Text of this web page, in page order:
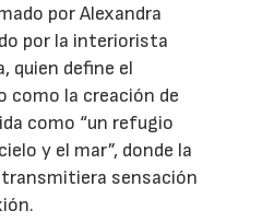
por Alexandra
por la interiorista
quien define el
como la creación de
como “un refugio
y el mar”, donde la
sensación